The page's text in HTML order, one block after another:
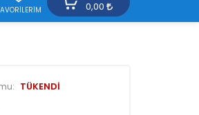
0,00
TÜKENDİ